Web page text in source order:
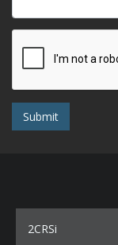
Submit
2CRSi